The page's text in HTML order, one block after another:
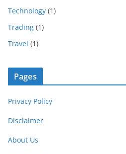
Technology (1)
Trading (1)
Travel (1)
Pages
Privacy Policy
Disclaimer
About Us